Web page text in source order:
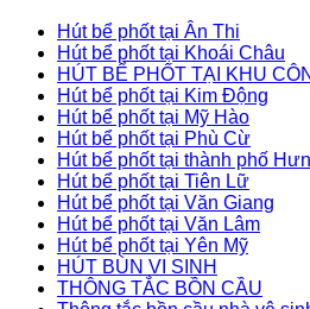
Hút bể phốt tại Ân Thi
Hút bể phốt tại Khoái Châu
HÚT BỂ PHỐT TẠI KHU
Hút bể phốt tại Kim Động
Hút bể phốt tại Mỹ Hào
Hút bể phốt tại Phù Cừ
Hút bể phốt tại thành phố
Hút bể phốt tại Tiên Lữ
Hút bể phốt tại Văn Giang
Hút bể phốt tại Văn Lâm
Hút bể phốt tại Yên Mỹ
HÚT BÙN VI SINH
THÔNG TẮC BỒN CẦU